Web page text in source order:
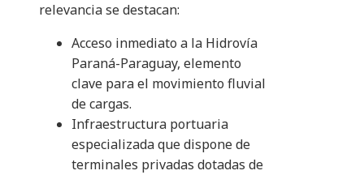
relevancia se destacan:
Acceso inmediato a la Hidrovía
Paraná-Paraguay, elemento
clave para el movimiento fluvial
de cargas.
Infraestructura portuaria
especializada que dispone de
terminales privadas dotadas de